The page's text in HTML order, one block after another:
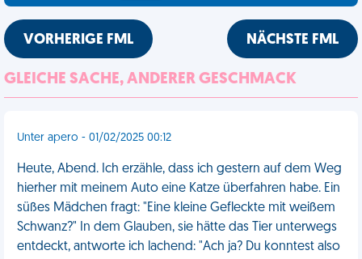
VORHERIGE FML NÄCHSTE FML
GLEICHE SACHE, ANDERER GESCHMACK
Unter apero - 01/02/2025 00:12
Heute, Abend. Ich erzähle, dass ich gestern auf dem Weg
hierher mit meinem Auto eine Katze überfahren habe. Ein
süßes Mädchen fragt: "Eine kleine Gefleckte mit weißem
Schwanz?" In dem Glauben, sie hätte das Tier unterwegs
entdeckt, antworte ich lachend: "Ach ja? Du konntest also